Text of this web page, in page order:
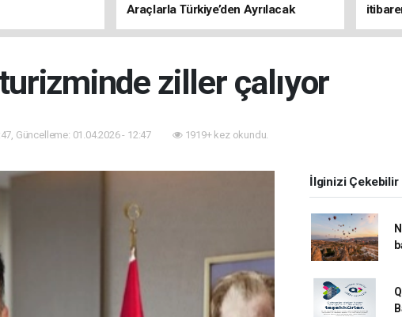
Araçlarla Türkiye’den Ayrılacak
Vatandaşlara Önemli Uyarı
Etiket
ziller çalıyor
Güncelleme: 01.04.2026 - 12:47 1919+ kez okundu.
İlginizi Çekebilir